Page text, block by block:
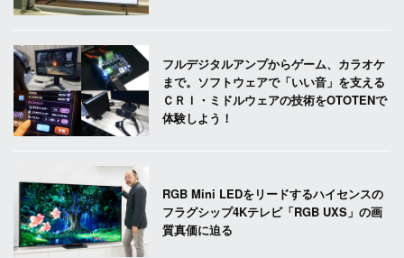
フルデジタルアンプからゲーム、カラオケ
まで。ソフトウェアで「いい音」を支える
ＣＲＩ・ミドルウェアの技術をOTOTENで
体験しよう！
RGB Mini LEDをリードするハイセンスの
フラグシップ4Kテレビ「RGB UXS」の画
質真価に迫る